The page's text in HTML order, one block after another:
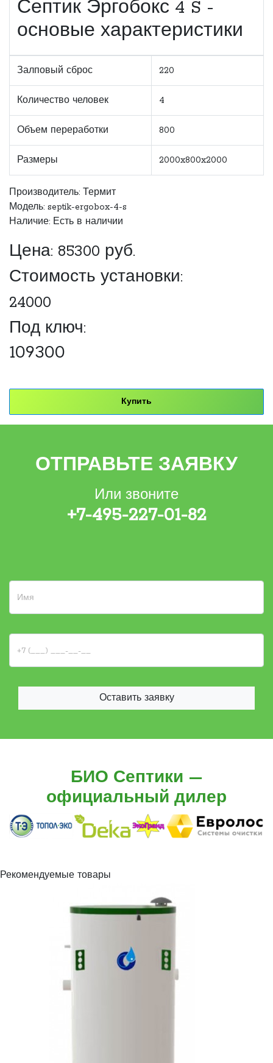
Септик Эргобокс 4 S -
основые характеристики
Залповый сброс 220
Количество человек 4
Объем переработки 800
Размеры 2000x800x2000
Производитель: Термит
Модель: septik-ergobox-4-s
Наличие: Есть в наличии
Цена: 85300 руб.
Стоимость установки:
24000
Под ключ:
109300
Купить
ОТПРАВЬТЕ ЗАЯВКУ
Или звоните
+7-495-227-01-82
Оставить заявку
БИО Септики —
официальный дилер
Рекомендуемые товары